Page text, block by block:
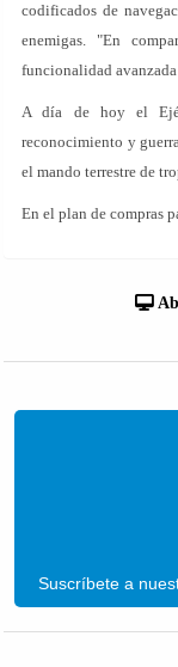
codificados de
enemigas. "En
funcionalidad
A día de hoy el
reconocimiento y
el mando terrestre de
En el plan de compras
Suscríbete a